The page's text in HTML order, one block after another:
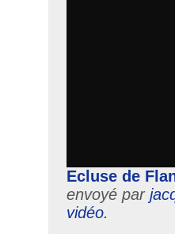
Ecluse de
envoyé par
vidéo.